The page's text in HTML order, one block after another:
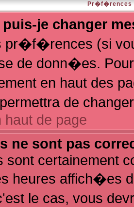
Pr�f�rences
puis-je changer
pr�f�rences (si
de donn�es.
en haut des
de
haut de page
ne sont pas
sont certainement
heures affich�es
le cas, vous